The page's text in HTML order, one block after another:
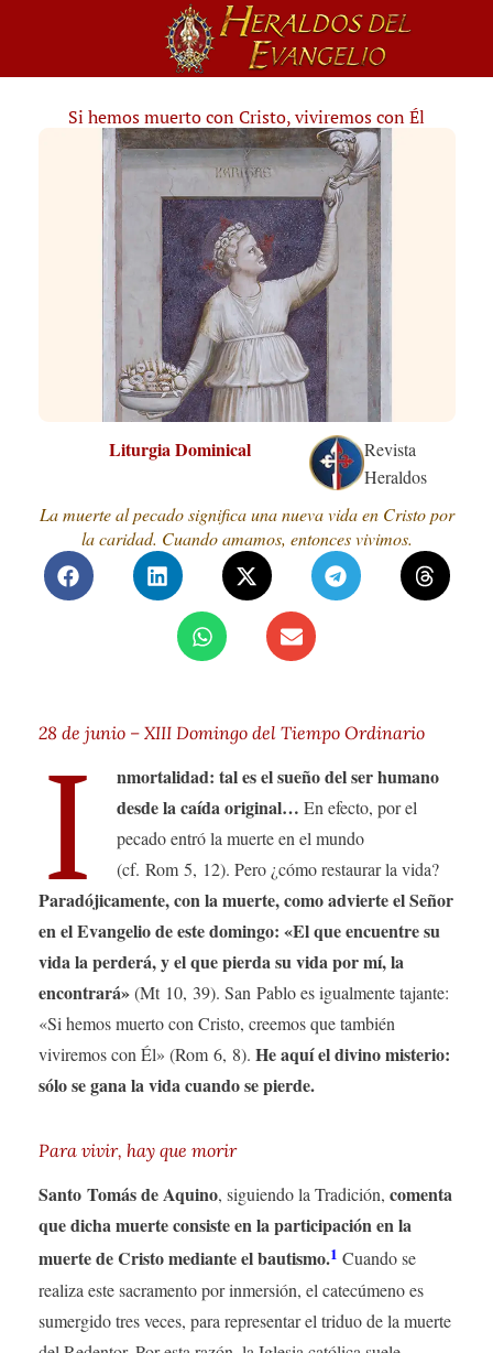
Si hemos muerto con Cristo, viviremos con Él
Liturgia Dominical
Revista
Heraldos
La muerte al pecado significa una nueva vida en Cristo por
la caridad. Cuando amamos, entonces vivimos.
28 de junio – XIII Domingo del Tiempo Ordinario
I
nmortalidad: tal es el sueño del ser humano
desde la caída original… En efecto, por el
pecado entró la muerte en el mundo
(cf. Rom 5, 12). Pero ¿cómo restaurar la vida?
Paradójicamente, con la muerte, como advierte el Señor
en el Evangelio de este domingo: «El que encuentre su
vida la perderá, y el que pierda su vida por mí, la
encontrará»(Mt 10, 39). San Pablo es igualmente tajante:
«Si hemos muerto con Cristo, creemos que también
viviremos con Él» (Rom 6, 8). He aquí el divino misterio:
sólo se gana la vida cuando se pierde.
Para vivir, hay que morir
Santo Tomás de Aquino, siguiendo la Tradición, comenta
que dicha muerte consiste en la participación en la
muerte de Cristo mediante el bautismo.1 Cuando se
realiza este sacramento por inmersión, el catecúmeno es
sumergido tres veces, para representar el triduo de la muerte